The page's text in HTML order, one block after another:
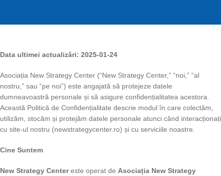
Data ultimei actualizări: 2025-01-24
Asociația New Strategy Center (“New Strategy Center,” “noi,” “al
nostru,” sau “pe noi”) este angajată să protejeze datele
dumneavoastră personale și să asigure confidențialitatea acestora.
Această Politică de Confidențialitate descrie modul în care colectăm,
utilizăm, stocăm și protejăm datele personale atunci când interacționați
cu site-ul nostru (newstrategycenter.ro) și cu serviciile noastre.
Cine Suntem
New Strategy Centereste operat de Asociația New Strategy